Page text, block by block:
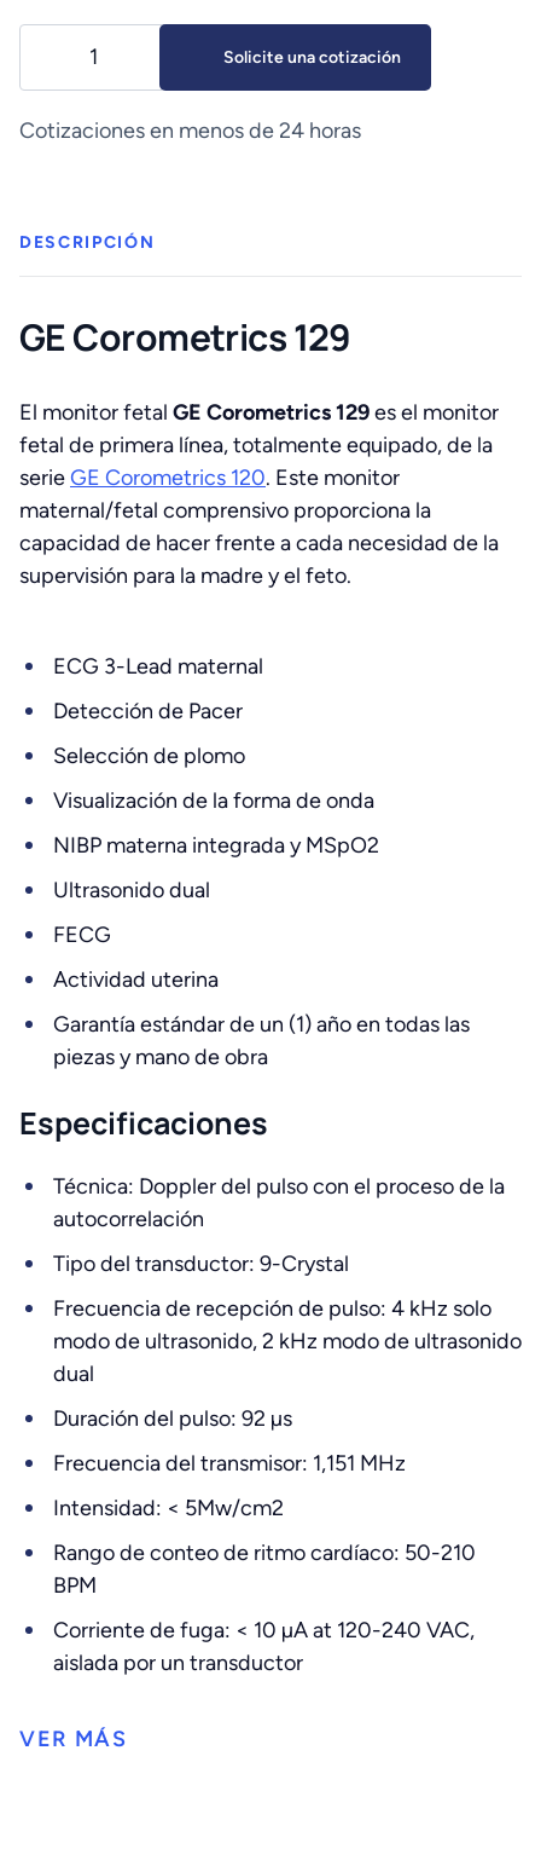
Corometrics
129
cantidad
Solicite una cotización
Cotizaciones en menos de 24 horas
DESCRIPCIÓN
GE Corometrics 129
El monitor fetal GE Corometrics 129es el monitor
fetal de primera línea, totalmente equipado, de la
serieGE Corometrics 120. Este monitor
maternal/fetal comprensivo proporciona la
capacidad de hacer frente a cada necesidad de la
supervisión para la madre y el feto.
ECG 3-Lead maternal
Detección de Pacer
Selección de plomo
Visualización de la forma de onda
NIBP materna integrada y MSpO2
Ultrasonido dual
FECG
Actividad uterina
Garantía estándar de un (1) año en todas las
piezas y mano de obra
Especificaciones
Técnica: Doppler del pulso con el proceso de la
autocorrelación
Tipo del transductor: 9-Crystal
Frecuencia de recepción de pulso: 4 kHz solo
modo de ultrasonido, 2 kHz modo de ultrasonido
dual
Duración del pulso: 92 µs
Frecuencia del transmisor: 1,151 MHz
Intensidad: < 5Mw/cm2
Rango de conteo de ritmo cardíaco: 50-210
BPM
Corriente de fuga: < 10 µA at 120-240 VAC,
aislada por un transductor